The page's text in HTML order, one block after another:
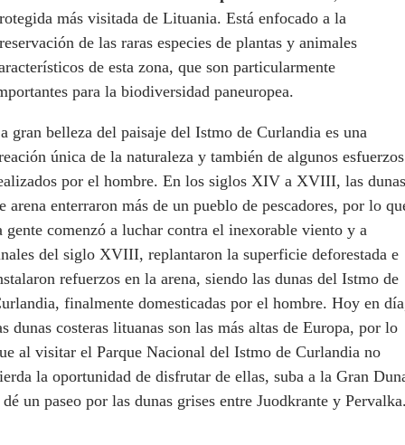
más visitada de Lituania. Está enfocado a la
de las raras especies de plantas y animales
de esta zona, que son particularmente
para la biodiversidad paneuropea.
gran belleza del paisaje del Istmo de Curlandia es una
única de la naturaleza y también de algunos esfuerzos
por el hombre. En los siglos XIV a XVIII, las dunas
arena enterraron más de un pueblo de pescadores, por lo
gente comenzó a luchar contra el inexorable viento y a
del siglo XVIII, replantaron la superficie deforestada e
refuerzos en la arena, siendo las dunas del Istmo de
finalmente domesticadas por el hombre. Hoy en
dunas costeras lituanas son las más altas de Europa, por lo
al visitar el Parque Nacional del Istmo de Curlandia no
la oportunidad de disfrutar de ellas, suba a la Gran
dé un paseo por las dunas grises entre Juodkrante y